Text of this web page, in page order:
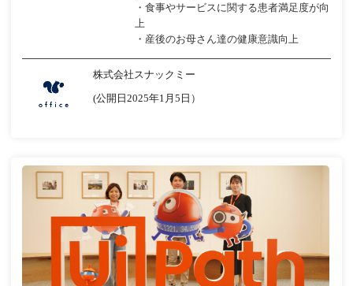
・食事やサービスに関する患者満足度が向
上
・産後のお母さん達の健康意識向上
株式会社スナックミー
(公開日2025年1月5日）